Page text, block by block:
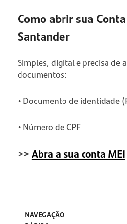
Como abrir sua
Santander
Simples, digital e precisa de
documentos:
• Documento de identidade
• Número de CPF
>> Abra a sua conta MEI
NAVEGAÇÃO